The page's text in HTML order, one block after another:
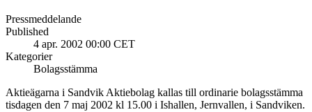
Pressmeddelande
Published
4 apr. 2002 00:00 CET
Kategorier
Bolagsstämma
Aktieägarna i Sandvik Aktiebolag kallas till ordinarie bolagsstämma
tisdagen den 7 maj 2002 kl 15.00 i Ishallen, Jernvallen, i Sandviken.